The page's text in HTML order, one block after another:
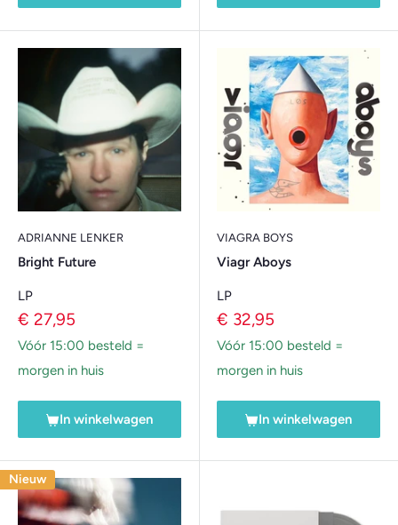
ADRIANNE LENKER
Bright Future
LP
Verkoopprijs
€ 27,95
Vóór 15:00 besteld =
morgen in huis
In winkelwagen
VIAGRA BOYS
Viagr Aboys
LP
Verkoopprijs
€ 32,95
Vóór 15:00 besteld =
morgen in huis
In winkelwagen
Nieuw